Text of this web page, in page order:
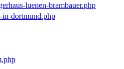
luenen-brambauer.php
in-dortmund.php